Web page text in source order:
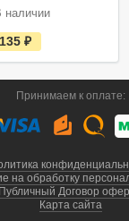
наличии
е
с
т
н
л
и
и
Принимаем к оплате:
на обработку
Публичный Договор
Карта сайта